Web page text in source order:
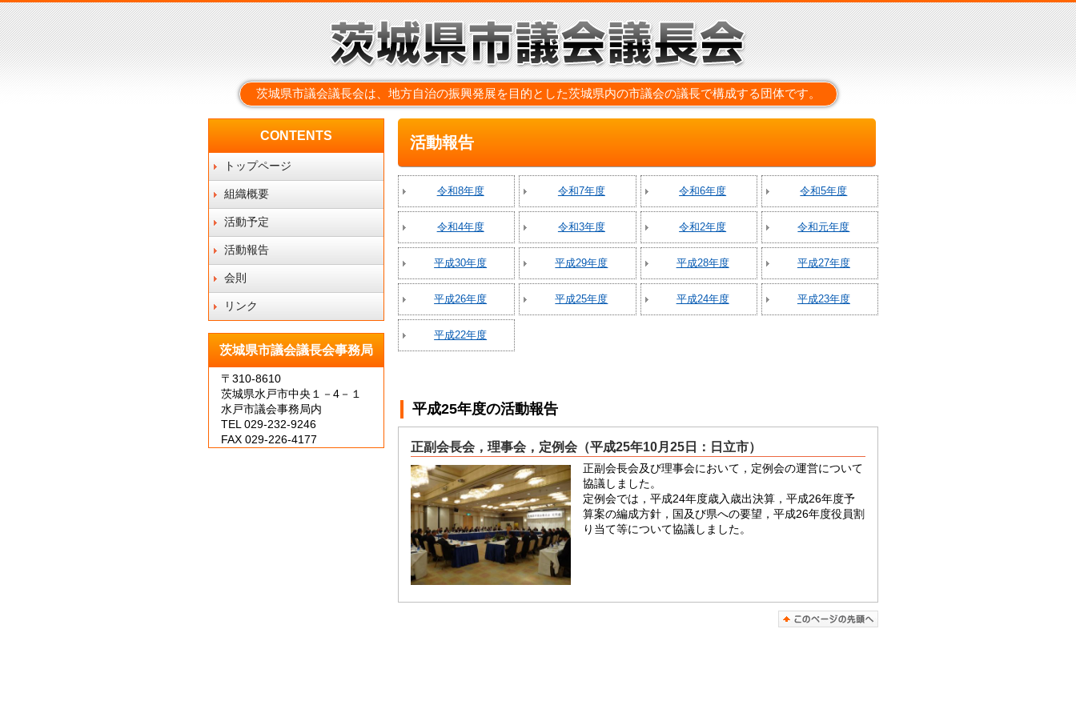
茨城県市議会議長会は、地方自治の振興発展を目的とした茨城県内の市議会の議長で構成する団体です。
CONTENTS
トップページ
組織概要
活動予定
活動報告
会則
リンク
茨城県市議会議長会事務局
〒310-8610
茨城県水戸市中央１－4－１
水戸市議会事務局内
TEL 029-232-9246
FAX 029-226-4177
活動報告
令和8年度 令和7年度 令和6年度 令和5年度
令和4年度 令和3年度 令和2年度 令和元年度
平成30年度 平成29年度 平成28年度 平成27年度
平成26年度 平成25年度 平成24年度 平成23年度
平成22年度
平成25年度の活動報告
正副会長会，理事会，定例会（平成25年10月25日：日立市）
正副会長会及び理事会において，定例会の運営について
協議しました。
定例会では，平成24年度歳入歳出決算，平成26年度予
算案の編成方針，国及び県への要望，平成26年度役員割
り当て等について協議しました。